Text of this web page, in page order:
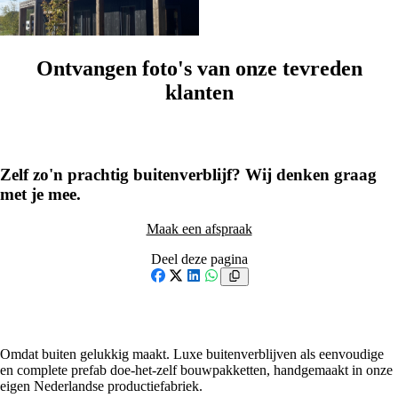
XL & Special
Ontvangen foto's van onze tevreden
klanten
Zelf zo'n prachtig buitenverblijf? Wij denken graag
met je mee.
Maak een afspraak
Deel deze pagina
LinkedIn
WhatsApp
Omdat buiten gelukkig maakt. Luxe buitenverblijven als eenvoudige
en complete prefab doe-het-zelf bouwpakketten, handgemaakt in onze
eigen Nederlandse productiefabriek.